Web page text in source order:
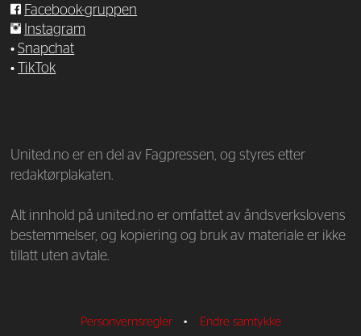
Facebook-gruppen
Instagram
•Snapchat
•
TikTok
United.no er en del av Fagpressen, og styres etter
redaktørplakaten.
Alt innhold på united.no er omfattet av åndsverkslovens
bestemmelser, og kopiering og bruk av materiale er ikke
tillatt uten avtale.
Personvernsregler • Endre samtykke